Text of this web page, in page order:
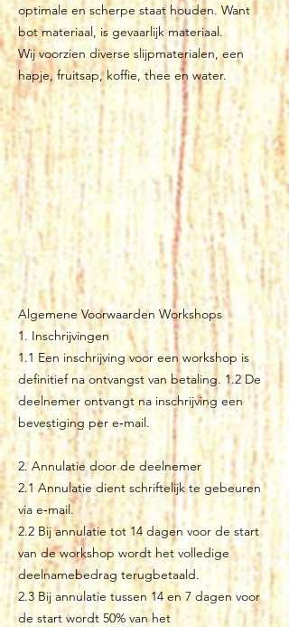
optimale en scherpe staat houden. Want
bot materiaal, is gevaarlijk materiaal.
Wij voorzien diverse slijpmaterialen, een
hapje, fruitsap, koffie, thee en water.
​​​​​Algemene Voorwaarden Workshops
1. Inschrijvingen
1.1 Een inschrijving voor een workshop is
definitief na ontvangst van betaling. 1.2 De
deelnemer ontvangt na inschrijving een
bevestiging per e‑mail.
2. Annulatie door de deelnemer
2.1 Annulatie dient schriftelijk te gebeuren
via e‑mail.
2.2 Bij annulatie tot 14 dagen voor de start
van de workshop wordt het volledige
deelnamebedrag terugbetaald.
2.3 Bij annulatie tussen 14 en 7 dagen voor
de start wordt 50% van het